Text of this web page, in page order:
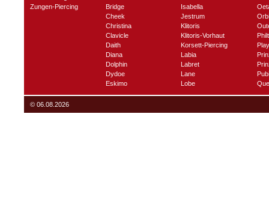
Zungen-Piercing
Bridge
Cheek
Christina
Clavicle
Daith
Diana
Dolphin
Dydoe
Eskimo
Isabella
Jestrum
Klitoris
Klitoris-Vorhaut
Korsett-Piercing
Labia
Labret
Lane
Lobe
© 06.08.2026